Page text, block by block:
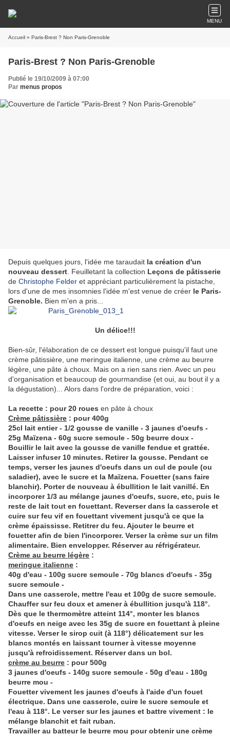
MENU
Accueil » Paris-Brest ? Non Paris-Grenoble
Paris-Brest ? Non Paris-Grenoble
Publié le 19/10/2009 à 07:00
Par menus propos
Depuis quelques jours, l'idée me taraudait la création d'un
nouveau dessert . Feuilletant la collection Leçons de pâtisserie
de Christophe Felder et appréciant particulièrement la pistache,
lors d'une de mes insomnies l'idée m'est venue de créer le Paris-
Grenoble. Bien m'en a pris...
Un délice!!!
Bien-sûr, l'élaboration de ce dessert est longue puisqu'il faut une
crème pâtissière, une meringue italienne, une crème au beurre
légère, une pâte à choux. Mais on a rien sans rien. Avec un peu
d'organisation et beaucoup de gourmandise (et oui, au bout il y a
la dégustation)... Alors dans l'ordre de préparation, voici :
La recette : pour 20 roues en pâte à choux
Crème pâtissière : pour 400g
25cl lait entier - 1/2 gousse de vanille - 3 jaunes d'oeufs -
25g Maïzena - 60g sucre semoule - 50g beurre doux -
Bouillir le lait avec la gousse de vanille fendue et grattée.
Laisser infuser 10 minutes. Retirer la gousse. Pendant ce
temps, verser les jaunes d'oeufs dans un cul de poule (ou
saladier), avec le sucre et la Maïzena. Fouetter (sans faire
blanchir). Porter de nouveau à ébullition le lait vanillé. En
incorporer 1/3 au mélange jaunes d'oeufs, sucre, etc, puis le
reste de lait tout en fouettant. Reverser dans la casserole et
cuire sur feu vif en fouettant vivement jusqu'à ce que la
crème épaississe. Retitrer du feu. Ajouter le beurre et
fouetter afin de bien l'incorporer. Verser la crème sur un film
alimentaire. Bien envelopper. Réserver au réfrigérateur.
Crème au beurre légère :
meringue italienne :
40g d'eau - 100g sucre semoule - 70g blancs d'oeufs - 35g
sucre semoule -
Dans une casserole, mettre l'eau et 100g de sucre semoule.
Chauffer sur feu doux et amener à ébullition jusqu'à 118°.
Dès que le thermomètre atteint 114°, monter les blancs
d'oeufs en neige avec les 35g de sucre en fouettant à pleine
vitesse. Verser le sirop cuit (à 118°) délicatement sur les
blancs montés en laissant tourner à vitesse moyenne
jusqu'à refroidissement. Réserver dans un bol.
crème au beurre : pour 500g
3 jaunes d'oeufs - 140g sucre semoule - 50g d'eau - 180g
beurre mou -
Fouetter vivement les jaunes d'oeufs à l'aide d'un fouet
électrique. Dans une casserole, cuire le sucre semoule et
l'eau à 118°. Le verser sur les jaunes et battre vivement : le
mélange blanchit et fait ruban.
Travailler au batteur le beurre mou pour obtenir une crème